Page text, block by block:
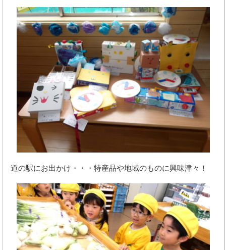
道の駅にお出かけ・・・特産品や地域のものに興味津々！